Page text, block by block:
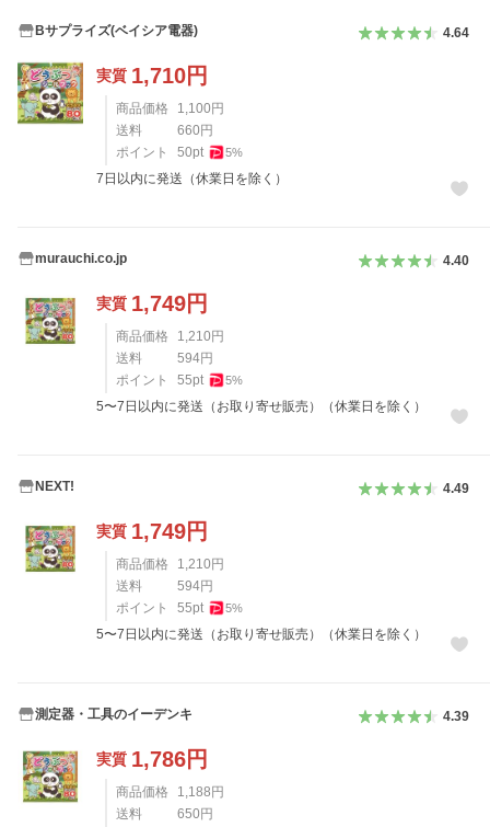
Bサプライズ(ベイシア電器) 4.64
実質 1,710円
商品価格 1,100 円
送料
660 円
ポイント
50pt 5%
7日以内に発送（休業日を除く）
murauchi.co.jp 4.40
実質 1,749円
商品価格 1,210 円
送料
594円
ポイント
55pt 5%
5〜7日以内に発送（お取り寄せ販売）（休業日を除く）
NEXT! 4.49
実質 1,749円
商品価格 1,210 円
送料
594円
ポイント
55pt 5%
5〜7日以内に発送（お取り寄せ販売）（休業日を除く）
測定器・工具のイーデンキ 4.39
実質 1,786円
商品価格 1,188 円
送料
650 円